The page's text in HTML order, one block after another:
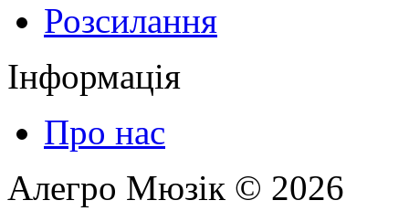
Розсилання
Інформація
Про нас
Алегро Мюзік © 2026